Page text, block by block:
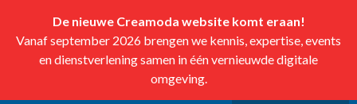
De nieuwe Creamoda website komt eraan!
Vanaf september 2026 brengen we kennis, expertise, events
en dienstverlening samen in één vernieuwde digitale
omgeving.